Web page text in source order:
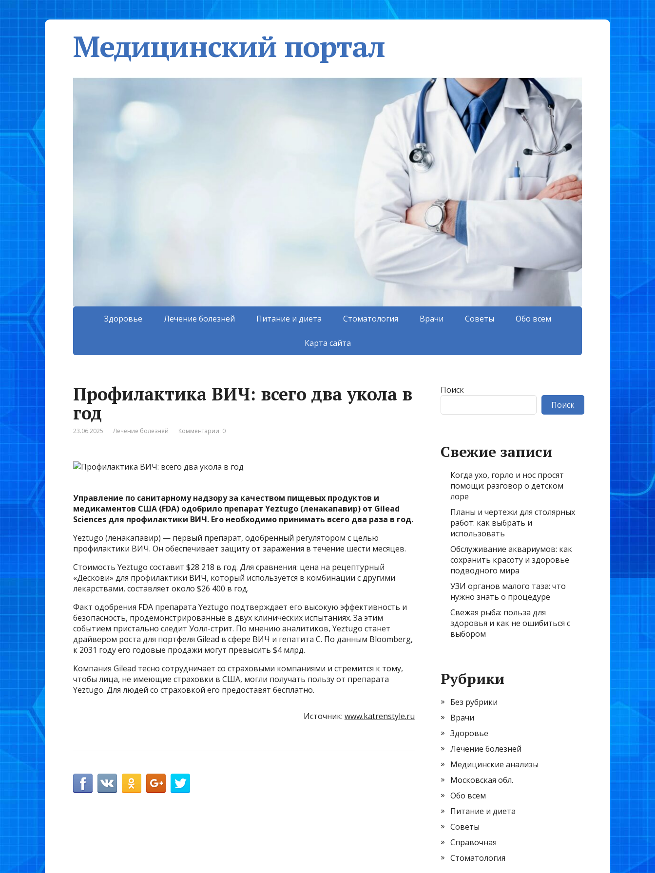
Медицинский портал
Здоровье Лечение болезней Питание и диета Стоматология Врачи Советы Обо всем
Карта сайта
Профилактика ВИЧ: всего два укола в
год
23.06.2025 Лечение болезней Комментарии: 0
Управление по санитарному надзору за качеством пищевых продуктов и
медикаментов США (FDA) одобрило препарат Yeztugo (ленакапавир) от Gilead
Sciences для профилактики ВИЧ. Его необходимо принимать всего два раза в год.
Yeztugo (ленакапавир) — первый препарат, одобренный регулятором с целью
профилактики ВИЧ. Он обеспечивает защиту от заражения в течение шести месяцев.
Стоимость Yeztugo составит $28 218 в год. Для сравнения: цена на рецептурный
«Дескови» для профилактики ВИЧ, который используется в комбинации с другими
лекарствами, составляет около $26 400 в год.
Факт одобрения FDA препарата Yeztugo подтверждает его высокую эффективность и
безопасность, продемонстрированные в двух клинических испытаниях. За этим
событием пристально следит Уолл-стрит. По мнению аналитиков, Yeztugo станет
драйвером роста для портфеля Gilead в сфере ВИЧ и гепатита С. По данным Bloomberg,
к 2031 году его годовые продажи могут превысить $4 млрд.
Компания Gilead тесно сотрудничает со страховыми компаниями и стремится к тому,
чтобы лица, не имеющие страховки в США, могли получать пользу от препарата
Yeztugo. Для людей со страховкой его предоставят бесплатно.
Источник: www.katrenstyle.ru
Поиск
Поиск
Свежие записи
Когда ухо, горло и нос просят
помощи: разговор о детском
лоре
Планы и чертежи для столярных
работ: как выбрать и
использовать
Обслуживание аквариумов: как
сохранить красоту и здоровье
подводного мира
УЗИ органов малого таза: что
нужно знать о процедуре
Свежая рыба: польза для
здоровья и как не ошибиться с
выбором
Рубрики
Без рубрики
Врачи
Здоровье
Лечение болезней
Медицинские анализы
Московская обл.
Обо всем
Питание и диета
Советы
Справочная
Стоматология